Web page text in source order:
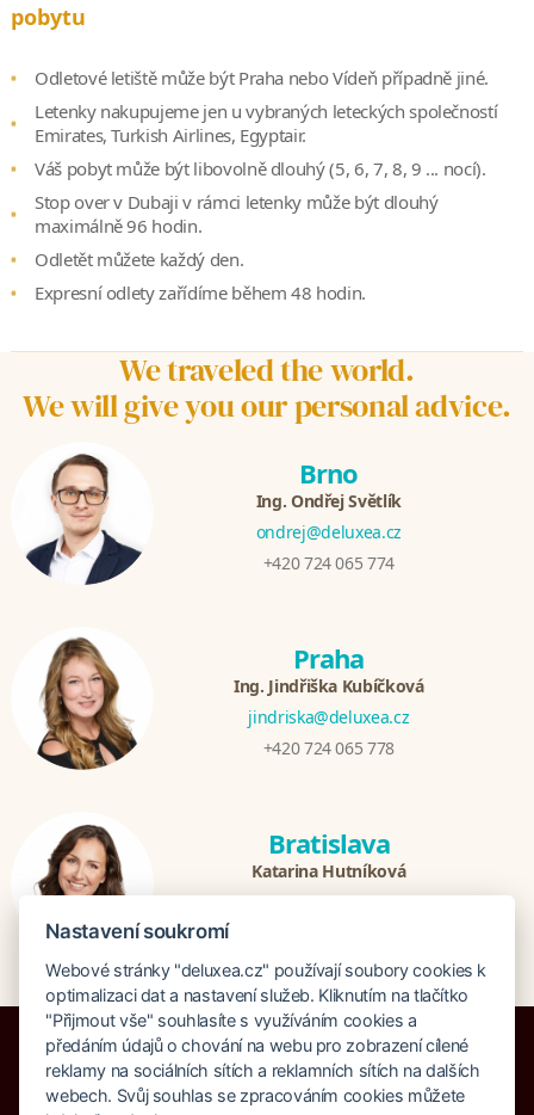
pobytu
Odletové letiště může být Praha nebo Vídeň případně jiné.
Letenky nakupujeme jen u vybraných leteckých společností
Emirates, Turkish Airlines, Egyptair.
Váš pobyt může být libovolně dlouhý (5, 6, 7, 8, 9 ... nocí).
Stop over v Dubaji v rámci letenky může být dlouhý
maximálně 96 hodin.
Odletět můžete každý den.
Expresní odlety zařídíme během 48 hodin.
We traveled the world.
We will give you our personal advice.
Brno
Ing. Ondřej Světlík
ondrej@deluxea.cz
+420 724 065 774
Praha
Ing. Jindřiška Kubíčková
jindriska@deluxea.cz
+420 724 065 778
Bratislava
Katarina Hutníková
katarina@deluxea.sk
Nastavení soukromí
Webové stránky "deluxea.cz" používají soubory cookies k
optimalizaci dat a nastavení služeb. Kliknutím na tlačítko
"Přijmout vše" souhlasíte s využíváním cookies a
předáním údajů o chování na webu pro zobrazení cílené
reklamy na sociálních sítích a reklamních sítích na dalších
webech. Svůj souhlas se zpracováním cookies můžete